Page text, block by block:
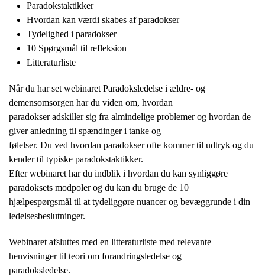
Paradokstaktikker
Hvordan kan værdi skabes af paradokser
Tydelighed i paradokser
10 Spørgsmål til refleksion
Litteraturliste
Når du har set webinaret Paradoksledelse i ældre- og
demensomsorgen har du viden om, hvordan
paradokser adskiller sig fra almindelige problemer og hvordan de
giver anledning til spændinger i tanke og
følelser. Du ved hvordan paradokser ofte kommer til udtryk og du
kender til typiske paradokstaktikker.
Efter webinaret har du indblik i hvordan du kan synliggøre
paradoksets modpoler og du kan du bruge de 10
hjælpespørgsmål til at tydeliggøre nuancer og bevæggrunde i din
ledelsesbeslutninger.
Webinaret afsluttes med en litteraturliste med relevante
henvisninger til teori om forandringsledelse og
paradoksledelse.